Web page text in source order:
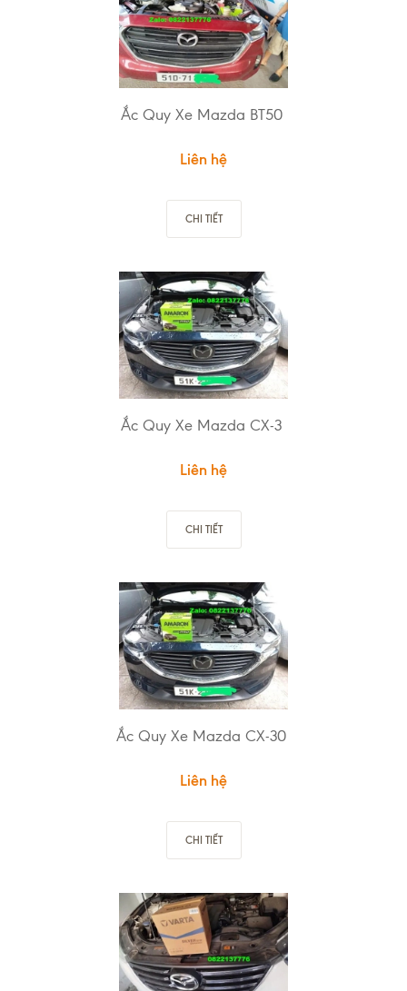
Ắc Quy Xe Mazda BT50
Liên hệ
CHI TIẾT
Ắc Quy Xe Mazda CX-3
Liên hệ
CHI TIẾT
Ắc Quy Xe Mazda CX-30
Liên hệ
CHI TIẾT